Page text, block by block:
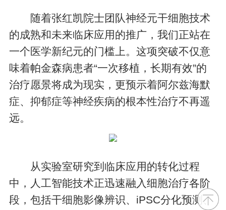
随着张红凯院士团队神经元干细胞技术
的成熟和未来临床应用的推广，我们正站在
一个医学新纪元的门槛上。这项突破不仅意
味着帕金森病患者“一次移植，长期有效”的
治疗愿景将成为现实，更预示着阿尔兹海默
症、抑郁症等神经疾病的根本性治疗不再遥
远。
从实验室研究到临床应用的转化过程
中，人工智能技术正迅速融入细胞治疗各阶
段，包括干细胞影像辨识、iPSC分化预测、